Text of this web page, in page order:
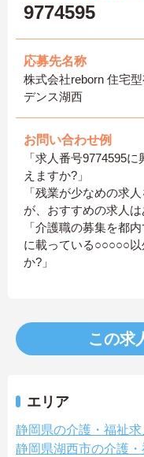
9774595
応募先名称
株式会社reborn 住宅
デンス湖西
お問い合わせ例
「求人番号9774595
えますか?」
「残業が少なめの求
が、おすすめの求人は
「介護職の募集を都
に載っている○○○○○
か?」
この求
エリア
静岡県の介護・福祉求
静岡県湖西市の介護・